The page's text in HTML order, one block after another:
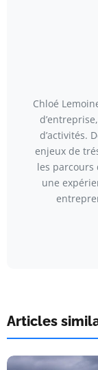
Chloé
d’activités.
enjeux de
les parcours
une
Articles